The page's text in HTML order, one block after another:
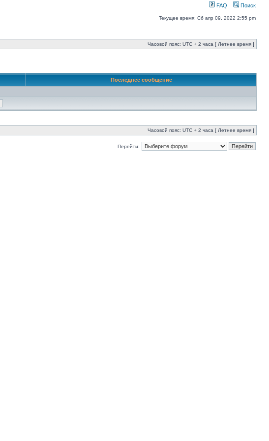
FAQ Поиск
Текущее время: Сб апр 09, 2022 2:55 pm
Часовой пояс: UTC + 2 часа [ Летнее время ]
Последнее сообщение
Часовой пояс: UTC + 2 часа [ Летнее время ]
Перейти: